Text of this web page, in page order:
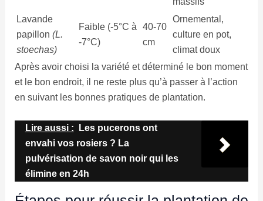
Lavande
papillon (L.
stoechas)
Faible (-5°C à
-7°C)
40-70
cm
Ornemental,
culture en pot,
climat doux
Après avoir choisi la variété et déterminé le bon moment
et le bon endroit, il ne reste plus qu’à passer à l’action
en suivant les bonnes pratiques de plantation.
Lire aussi :
Les pucerons ont
envahi vos rosiers ? La
pulvérisation de savon noir qui les
élimine en 24h